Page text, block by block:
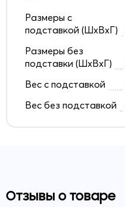
Размеры с
подставкой (ШxВxГ)
Размеры без
подставки (ШxВxГ)
Вес с подставкой
Вес без подставкой
Отзывы о товаре